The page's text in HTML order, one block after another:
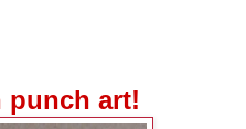
punch art!